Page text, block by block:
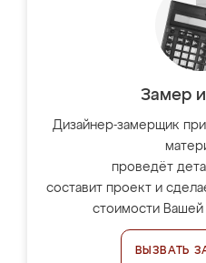
Замер
Дизайнер-замерщик
проведёт
составит проект и
стоимости
ВЫЗВАТЬ